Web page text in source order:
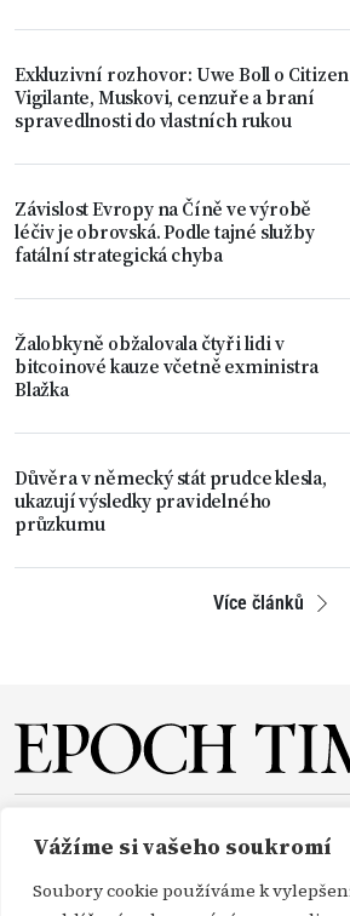
Vážíme si vašeho soukromí
Soubory cookie používáme k
Exkluzivní rozhovor: Uwe Boll o Citizen
Vigilante, Muskovi, cenzuře a braní
spravedlnosti do vlastních rukou
Závislost Evropy na Číně ve výrobě
léčiv je obrovská. Podle tajné služby
fatální strategická chyba
Žalobkyně obžalovala čtyři lidi v
bitcoinové kauze včetně exministra
Blažka
Důvěra v německý stát prudce klesla,
ukazují výsledky pravidelného
průzkumu
Více článků